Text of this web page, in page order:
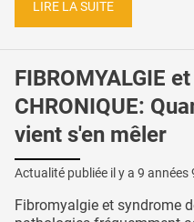
LIRE LA SUITE
FIBROMYALGIE
CHRONIQUE:
vient s'en mêler
Actualité publiée il y a 9 années
Fibromyalgie et syndrome